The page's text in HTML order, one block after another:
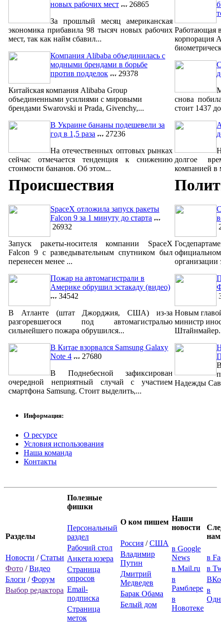
новых рабочих мест
26865
За прошлый месяц американская
экономика прибавила 98 тысяч новых рабочих
мест, так как найм сбавил...
Компания Alibaba объединилась с
модными брендами в борьбе
против подделок
29378
Китайская компания Alibaba Group
объединенными усилиями с мировыми
брендами Swarovski и Prada, Givenchy,...
В Украине бананы подешевели за
год в 1,5 раза
27236
На отечественных оптовых рынках
сейчас отмечается тенденция к снижению
стоимости бананов. Об этом...
Работающая
корпорация
снова
стоит 1437
долгое
компанией в
Происшествия
SpaceX отложила запуск ракеты
Falcon 9 за 1 минуту до старта
26932
Запуск ракеты-носителя компании SpaceX
Falcon 9 с разведывательным спутником был
перенесен менее ...
Пожар на автомагистрали в
Америке обрушил эстакаду (видео)
34542
В Атланте (штат Джорджия, США) из-за
разгоревшегося под автомагистралью
сильнейшего пожара обрушился...
В Китае взорвался Samsung Galaxy
Note 4
27680
В Поднебесной зафиксирован
очередной неприятный случай с участием
смартфона Samsung. Стоит выделить,...
организации
Новым
министр
Надежды
Информация:
О ресурсе
Условия использования
Наша команда
Контакты
Разделы
Новости /Статьи
Фото /Видео
Блоги /Форум
Выбор редактора
Полезные
фишки
Персональный
раздел
Рабочий стол
Анкета юзера
Страница
опросов
Email-
подписка
Страница
меток
О ком пишем
Россия /США
Владимир
Путин
Дмитрий
Медведев
Барак Обама
Белый дом
Наши
новости
в Google
News
в Mail.ru
в
Рамблере
в
Новотеке
в
в
в